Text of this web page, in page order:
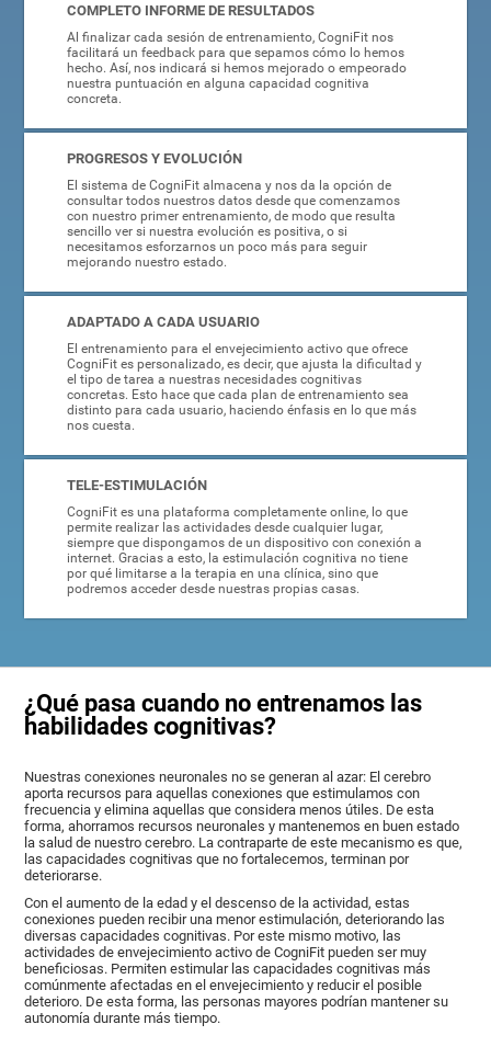
COMPLETO INFORME DE RESULTADOS
Al finalizar cada sesión de entrenamiento, CogniFit nos
facilitará un feedback para que sepamos cómo lo hemos
hecho. Así, nos indicará si hemos mejorado o empeorado
nuestra puntuación en alguna capacidad cognitiva
concreta.
PROGRESOS Y EVOLUCIÓN
El sistema de CogniFit almacena y nos da la opción de
consultar todos nuestros datos desde que comenzamos
con nuestro primer entrenamiento, de modo que resulta
sencillo ver si nuestra evolución es positiva, o si
necesitamos esforzarnos un poco más para seguir
mejorando nuestro estado.
ADAPTADO A CADA USUARIO
El entrenamiento para el envejecimiento activo que ofrece
CogniFit es personalizado, es decir, que ajusta la dificultad y
el tipo de tarea a nuestras necesidades cognitivas
concretas. Esto hace que cada plan de entrenamiento sea
distinto para cada usuario, haciendo énfasis en lo que más
nos cuesta.
TELE-ESTIMULACIÓN
CogniFit es una plataforma completamente online, lo que
permite realizar las actividades desde cualquier lugar,
siempre que dispongamos de un dispositivo con conexión a
internet. Gracias a esto, la estimulación cognitiva no tiene
por qué limitarse a la terapia en una clínica, sino que
podremos acceder desde nuestras propias casas.
¿Qué pasa cuando no entrenamos las
habilidades cognitivas?
Nuestras conexiones neuronales no se generan al azar: El cerebro
aporta recursos para aquellas conexiones que estimulamos con
frecuencia y elimina aquellas que considera menos útiles. De esta
forma, ahorramos recursos neuronales y mantenemos en buen estado
la salud de nuestro cerebro. La contraparte de este mecanismo es que,
las capacidades cognitivas que no fortalecemos, terminan por
deteriorarse.
Con el aumento de la edad y el descenso de la actividad, estas
conexiones pueden recibir una menor estimulación, deteriorando las
diversas capacidades cognitivas. Por este mismo motivo, las
actividades de envejecimiento activo de CogniFit pueden ser muy
beneficiosas. Permiten estimular las capacidades cognitivas más
comúnmente afectadas en el envejecimiento y reducir el posible
deterioro. De esta forma, las personas mayores podrían mantener su
autonomía durante más tiempo.